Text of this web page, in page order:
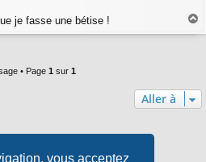
vous acceptez
je fasse une bétise !
a
• Page 1 sur 1
Aller à
utilisateur enregistré et 0 invité